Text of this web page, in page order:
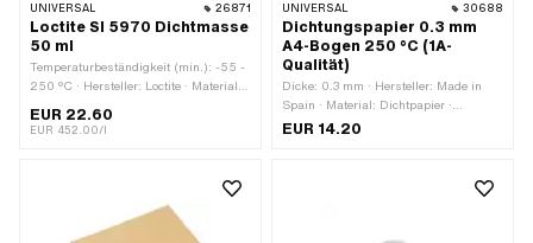
UNIVERSAL 26871
Loctite SI 5970 Dichtmasse
50 ml
Temperaturbeständigkeit (min.): -55 -
250 °C · Hersteller: Loctite · Material:
schwarz · Spaltmass (max.): 1 mm ·
EUR 22.60
EUR 452.00/l
UNIVERSAL 30688
Dichtungspapier 0.3 mm
A4-Bogen 250 °C (1A-
Qualität)
Dicke: 0.3 mm · Hersteller: Made in
Spain · Material: Dichtpapier ·
Verwendungsort: Universal
EUR 14.20